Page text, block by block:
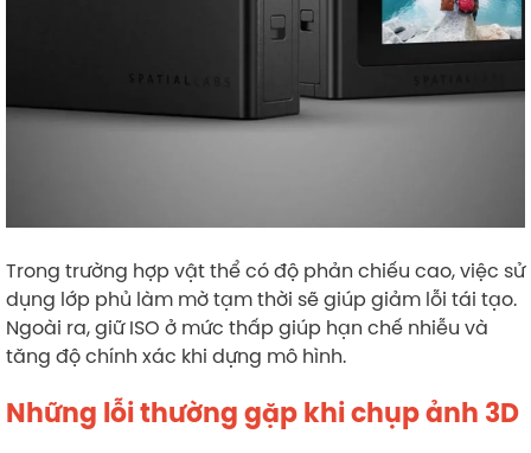
Trong trường hợp vật thể có độ phản chiếu cao, việc sử
dụng lớp phủ làm mờ tạm thời sẽ giúp giảm lỗi tái tạo.
Ngoài ra, giữ ISO ở mức thấp giúp hạn chế nhiễu và
tăng độ chính xác khi dựng mô hình.
Những lỗi thường gặp khi chụp ảnh 3D